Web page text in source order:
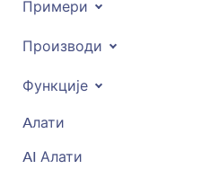
Примери
Производи
Функције
Aлати
AI Алати